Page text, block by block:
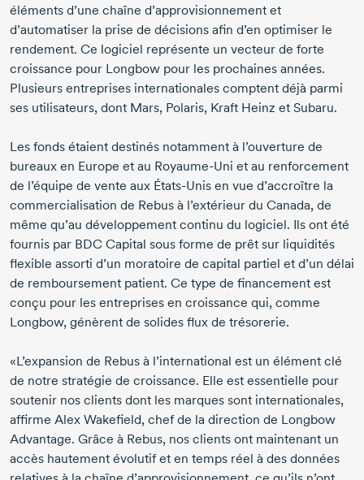
éléments d’une chaîne d’approvisionnement et
d’automatiser la prise de décisions afin d’en optimiser le
rendement. Ce logiciel représente un vecteur de forte
croissance pour Longbow pour les prochaines années.
Plusieurs entreprises internationales comptent déjà parmi
ses utilisateurs, dont Mars, Polaris, Kraft Heinz et Subaru.
Les fonds étaient destinés notamment à l’ouverture de
bureaux en Europe et au Royaume-Uni et au renforcement
de l’équipe de vente aux États-Unis en vue d’accroître la
commercialisation de Rebus à l’extérieur du Canada, de
même qu’au développement continu du logiciel. Ils ont été
fournis par BDC Capital sous forme de prêt sur liquidités
flexible assorti d’un moratoire de capital partiel et d’un délai
de remboursement patient. Ce type de financement est
conçu pour les entreprises en croissance qui, comme
Longbow, génèrent de solides flux de trésorerie.
«L’expansion de Rebus à l’international est un élément clé
de notre stratégie de croissance. Elle est essentielle pour
soutenir nos clients dont les marques sont internationales,
affirme Alex Wakefield, chef de la direction de Longbow
Advantage. Grâce à Rebus, nos clients ont maintenant un
accès hautement évolutif et en temps réel à des données